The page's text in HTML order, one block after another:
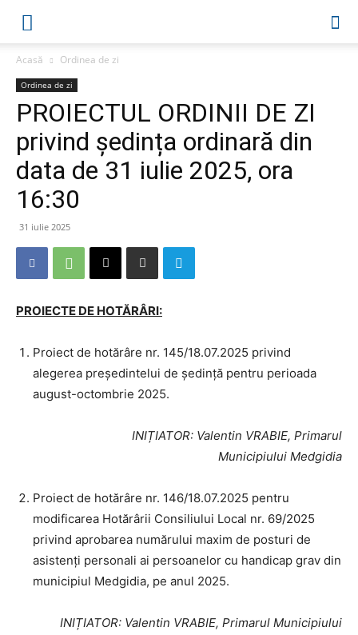
Acasă Ordinea de zi
Ordinea de zi
PROIECTUL ORDINII DE ZI
privind ședința ordinară din
data de 31 iulie 2025, ora
16:30
31 iulie 2025
PROIECTE DE HOTĂRÂRI:
Proiect de hotărâre nr. 145/18.07.2025 privind
alegerea președintelui de ședință pentru perioada
august-octombrie 2025.
INIȚIATOR: Valentin VRABIE, Primarul
Municipiului Medgidia
Proiect de hotărâre nr. 146/18.07.2025 pentru
modificarea Hotărârii Consiliului Local nr. 69/2025
privind aprobarea numărului maxim de posturi de
asistenți personali ai persoanelor cu handicap grav din
municipiul Medgidia, pe anul 2025.
INIȚIATOR: Valentin VRABIE, Primarul Municipiului